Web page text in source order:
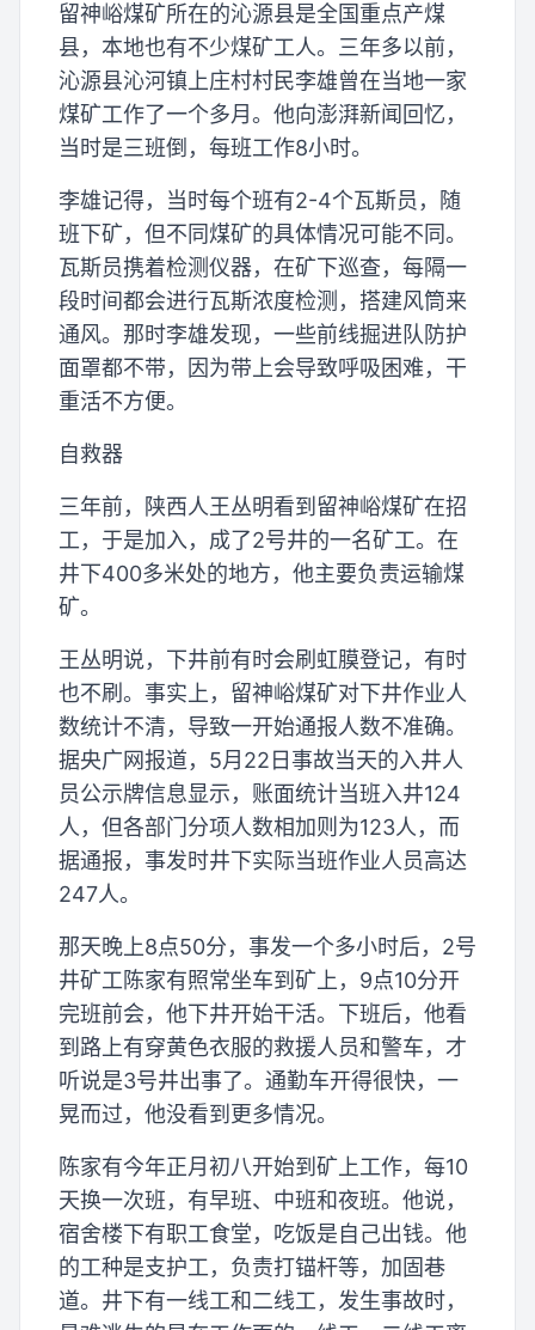
留神峪煤矿所在的沁源县是全国重点产煤
县，本地也有不少煤矿工人。三年多以前，
沁源县沁河镇上庄村村民李雄曾在当地一家
煤矿工作了一个多月。他向澎湃新闻回忆，
当时是三班倒，每班工作8小时。
李雄记得，当时每个班有2-4个瓦斯员，随
班下矿，但不同煤矿的具体情况可能不同。
瓦斯员携着检测仪器，在矿下巡查，每隔一
段时间都会进行瓦斯浓度检测，搭建风筒来
通风。那时李雄发现，一些前线掘进队防护
面罩都不带，因为带上会导致呼吸困难，干
重活不方便。
自救器
三年前，陕西人王丛明看到留神峪煤矿在招
工，于是加入，成了2号井的一名矿工。在
井下400多米处的地方，他主要负责运输煤
矿。
王丛明说，下井前有时会刷虹膜登记，有时
也不刷。事实上，留神峪煤矿对下井作业人
数统计不清，导致一开始通报人数不准确。
据央广网报道，5月22日事故当天的入井人
员公示牌信息显示，账面统计当班入井124
人，但各部门分项人数相加则为123人，而
据通报，事发时井下实际当班作业人员高达
247人。
那天晚上8点50分，事发一个多小时后，2号
井矿工陈家有照常坐车到矿上，9点10分开
完班前会，他下井开始干活。下班后，他看
到路上有穿黄色衣服的救援人员和警车，才
听说是3号井出事了。通勤车开得很快，一
晃而过，他没看到更多情况。
陈家有今年正月初八开始到矿上工作，每10
天换一次班，有早班、中班和夜班。他说，
宿舍楼下有职工食堂，吃饭是自己出钱。他
的工种是支护工，负责打锚杆等，加固巷
道。井下有一线工和二线工，发生事故时，